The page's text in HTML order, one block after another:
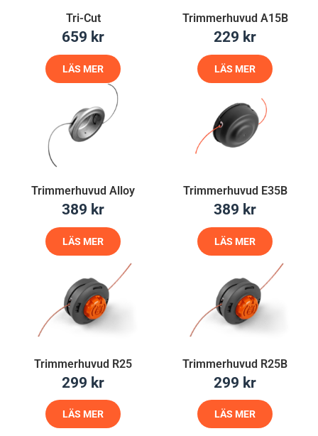
Tri-Cut
659 kr
LÄS MER
Trimmerhuvud A15B
229 kr
LÄS MER
Trimmerhuvud Alloy
389 kr
LÄS MER
Trimmerhuvud E35B
389 kr
LÄS MER
Trimmerhuvud R25
299 kr
LÄS MER
Trimmerhuvud R25B
299 kr
LÄS MER